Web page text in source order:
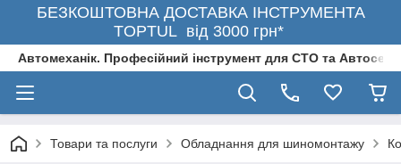
БЕЗКОШТОВНА ДОСТАВКА ІНСТРУМЕНТА
TOPTUL від 3000 грн*
Автомеханік. Професійний інструмент для СТО та
Товари та послуги Обладнання для шиномонтажу